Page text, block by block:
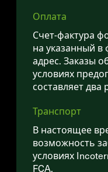
Оплата
Счет-фактура
на указанный
адрес. Заказы
условиях
составляет два
Транспорт
В настоящее
возможность
условиях
FCA.